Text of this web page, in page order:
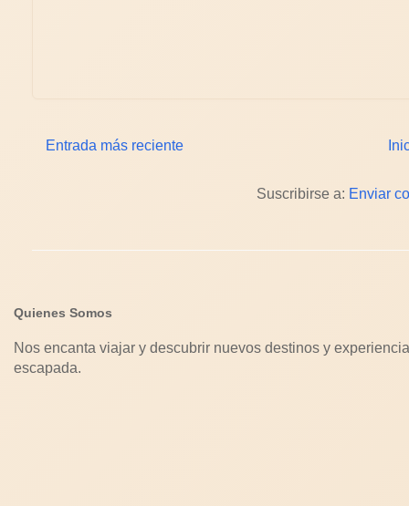
Entrada más reciente
Suscribirse a: Enviar
Quienes Somos
Nos encanta viajar y descubrir nuevos destinos y
escapada.